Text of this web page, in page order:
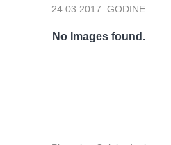
24.03.2017. GODINE
No Images found.